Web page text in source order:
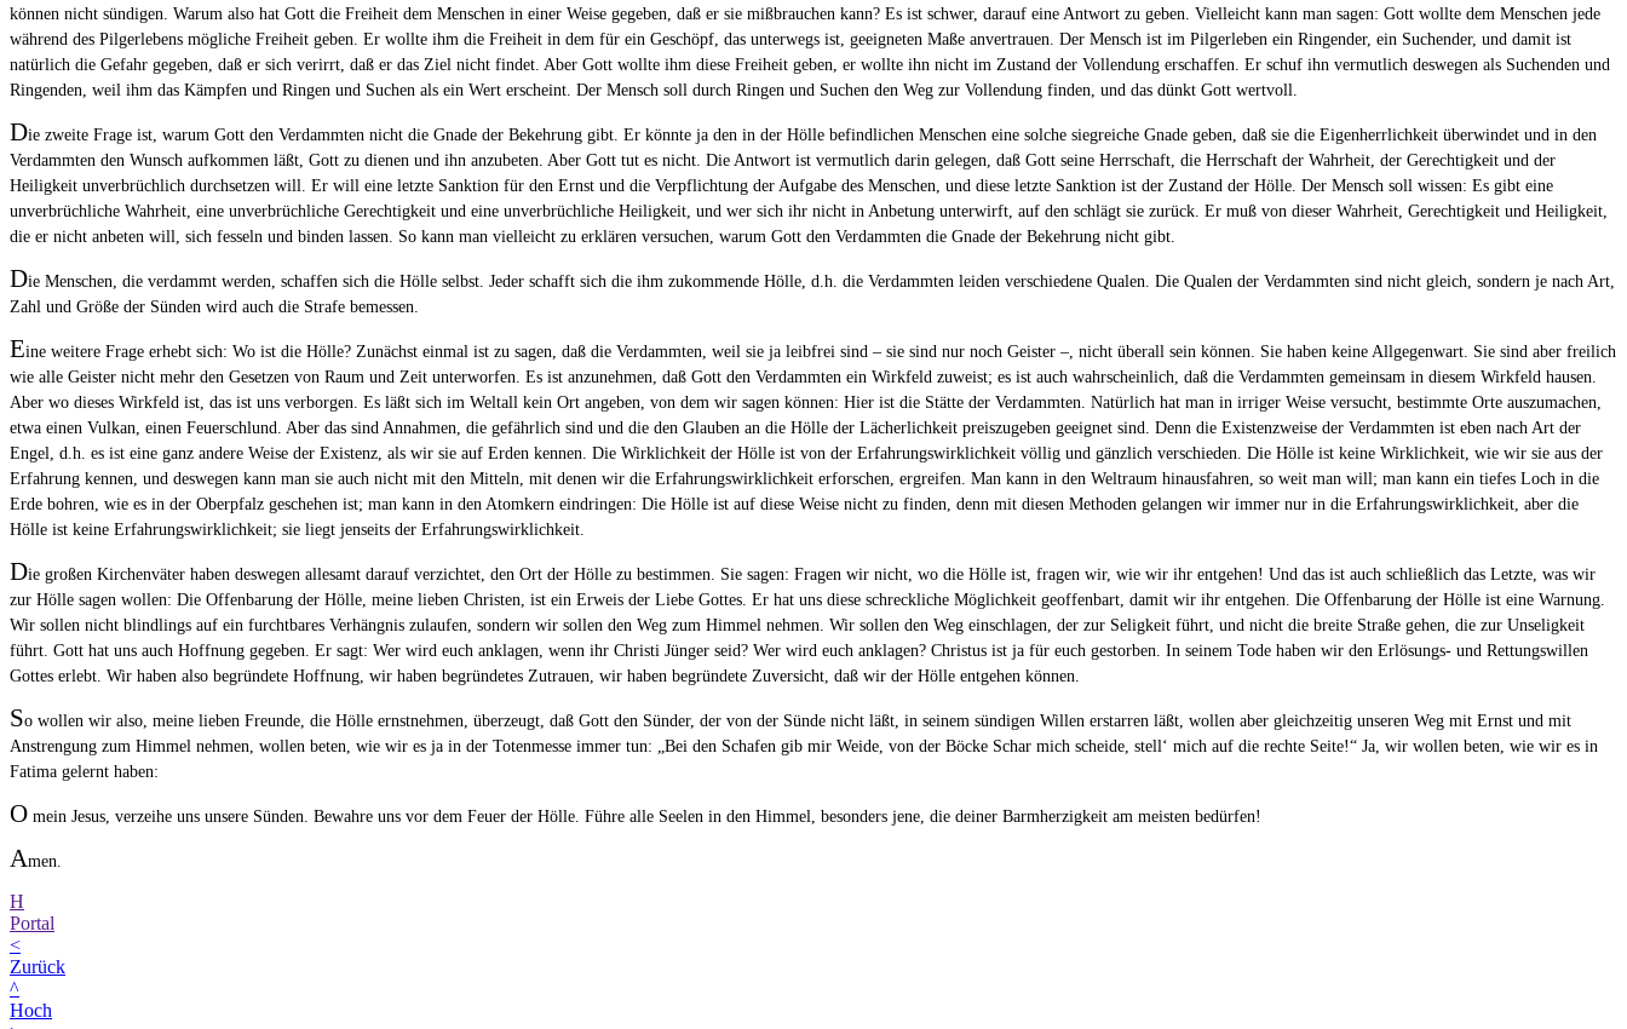
können nicht sündigen. Warum also hat Gott die Freiheit dem Menschen in einer Weise gegeben, daß er sie mißbrauchen kann? Es ist schwer, darauf eine Antwort zu geben. Vielleicht kann man sagen: Gott wollte dem Menschen jede
während des Pilgerlebens mögliche Freiheit geben. Er wollte ihm die Freiheit in dem für ein Geschöpf, das unterwegs ist, geeigneten Maße anvertrauen. Der Mensch ist im Pilgerleben ein Ringender, ein Suchender, und damit ist
natürlich die Gefahr gegeben, daß er sich verirrt, daß er das Ziel nicht findet. Aber Gott wollte ihm diese Freiheit geben, er wollte ihn nicht im Zustand der Vollendung erschaffen. Er schuf ihn vermutlich deswegen als Suchenden und
Ringenden, weil ihm das Kämpfen und Ringen und Suchen als ein Wert erscheint. Der Mensch soll durch Ringen und Suchen den Weg zur Vollendung finden, und das dünkt Gott wertvoll.
Die zweite Frage ist, warum Gott den Verdammten nicht die Gnade der Bekehrung gibt. Er könnte ja den in der Hölle befindlichen Menschen eine solche siegreiche Gnade geben, daß sie die Eigenherrlichkeit überwindet und in den
Verdammten den Wunsch aufkommen läßt, Gott zu dienen und ihn anzubeten. Aber Gott tut es nicht. Die Antwort ist vermutlich darin gelegen, daß Gott seine Herrschaft, die Herrschaft der Wahrheit, der Gerechtigkeit und der
Heiligkeit unverbrüchlich durchsetzen will. Er will eine letzte Sanktion für den Ernst und die Verpflichtung der Aufgabe des Menschen, und diese letzte Sanktion ist der Zustand der Hölle. Der Mensch soll wissen: Es gibt eine
unverbrüchliche Wahrheit, eine unverbrüchliche Gerechtigkeit und eine unverbrüchliche Heiligkeit, und wer sich ihr nicht in Anbetung unterwirft, auf den schlägt sie zurück. Er muß von dieser Wahrheit, Gerechtigkeit und Heiligkeit,
die er nicht anbeten will, sich fesseln und binden lassen. So kann man vielleicht zu erklären versuchen, warum Gott den Verdammten die Gnade der Bekehrung nicht gibt.
Die Menschen, die verdammt werden, schaffen sich die Hölle selbst. Jeder schafft sich die ihm zukommende Hölle, d.h. die Verdammten leiden verschiedene Qualen. Die Qualen der Verdammten sind nicht gleich, sondern je nach Art,
Zahl und Größe der Sünden wird auch die Strafe bemessen.
Eine weitere Frage erhebt sich: Wo ist die Hölle? Zunächst einmal ist zu sagen, daß die Verdammten, weil sie ja leibfrei sind – sie sind nur noch Geister –, nicht überall sein können. Sie haben keine Allgegenwart. Sie sind aber freilich
wie alle Geister nicht mehr den Gesetzen von Raum und Zeit unterworfen. Es ist anzunehmen, daß Gott den Verdammten ein Wirkfeld zuweist; es ist auch wahrscheinlich, daß die Verdammten gemeinsam in diesem Wirkfeld hausen.
Aber wo dieses Wirkfeld ist, das ist uns verborgen. Es läßt sich im Weltall kein Ort angeben, von dem wir sagen können: Hier ist die Stätte der Verdammten. Natürlich hat man in irriger Weise versucht, bestimmte Orte auszumachen,
etwa einen Vulkan, einen Feuerschlund. Aber das sind Annahmen, die gefährlich sind und die den Glauben an die Hölle der Lächerlichkeit preiszugeben geeignet sind. Denn die Existenzweise der Verdammten ist eben nach Art der
Engel, d.h. es ist eine ganz andere Weise der Existenz, als wir sie auf Erden kennen. Die Wirklichkeit der Hölle ist von der Erfahrungswirklichkeit völlig und gänzlich verschieden. Die Hölle ist keine Wirklichkeit, wie wir sie aus der
Erfahrung kennen, und deswegen kann man sie auch nicht mit den Mitteln, mit denen wir die Erfahrungswirklichkeit erforschen, ergreifen. Man kann in den Weltraum hinausfahren, so weit man will; man kann ein tiefes Loch in die
Erde bohren, wie es in der Oberpfalz geschehen ist; man kann in den Atomkern eindringen: Die Hölle ist auf diese Weise nicht zu finden, denn mit diesen Methoden gelangen wir immer nur in die Erfahrungswirklichkeit, aber die
Hölle ist keine Erfahrungswirklichkeit; sie liegt jenseits der Erfahrungswirklichkeit.
Die großen Kirchenväter haben deswegen allesamt darauf verzichtet, den Ort der Hölle zu bestimmen. Sie sagen: Fragen wir nicht, wo die Hölle ist, fragen wir, wie wir ihr entgehen! Und das ist auch schließlich das Letzte, was wir
zur Hölle sagen wollen: Die Offenbarung der Hölle, meine lieben Christen, ist ein Erweis der Liebe Gottes. Er hat uns diese schreckliche Möglichkeit geoffenbart, damit wir ihr entgehen. Die Offenbarung der Hölle ist eine Warnung.
Wir sollen nicht blindlings auf ein furchtbares Verhängnis zulaufen, sondern wir sollen den Weg zum Himmel nehmen. Wir sollen den Weg einschlagen, der zur Seligkeit führt, und nicht die breite Straße gehen, die zur Unseligkeit
führt. Gott hat uns auch Hoffnung gegeben. Er sagt: Wer wird euch anklagen, wenn ihr Christi Jünger seid? Wer wird euch anklagen? Christus ist ja für euch gestorben. In seinem Tode haben wir den Erlösungs- und Rettungswillen
Gottes erlebt. Wir haben also begründete Hoffnung, wir haben begründetes Zutrauen, wir haben begründete Zuversicht, daß wir der Hölle entgehen können.
So wollen wir also, meine lieben Freunde, die Hölle ernstnehmen, überzeugt, daß Gott den Sünder, der von der Sünde nicht läßt, in seinem sündigen Willen erstarren läßt, wollen aber gleichzeitig unseren Weg mit Ernst und mit
Anstrengung zum Himmel nehmen, wollen beten, wie wir es ja in der Totenmesse immer tun: „Bei den Schafen gib mir Weide, von der Böcke Schar mich scheide, stell‘ mich auf die rechte Seite!“ Ja, wir wollen beten, wie wir es in
Fatima gelernt haben:
O mein Jesus, verzeihe uns unsere Sünden. Bewahre uns vor dem Feuer der Hölle. Führe alle Seelen in den Himmel, besonders jene, die deiner Barmherzigkeit am meisten bedürfen!
Amen.
H
Portal
<
Zurück
^
Hoch